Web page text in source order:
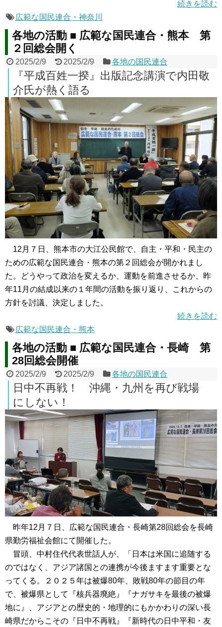
続きを読む
広範な国民連合・神奈川
各地の活動 ■ 広範な国民連合・熊本 第
２回総会開く
2025/2/9 2025/2/9 各地の国民連合
『平成百姓一揆』出版記念講演で内田敬
介氏が熱く語る
12月７日、熊本市の大江公民館で、自主・平和・民主の
ための広範な国民連合・熊本の第２回総会が開かれまし
た。どうやって政治を変えるか、運動を前進させるか、昨
年11月の結成以来の１年間の活動を振り返り、これからの
方針を討議、決定しました。
続きを読む
広範な国民連合・熊本
各地の活動 ■ 広範な国民連合・長崎 第
28回総会開催
2025/2/9 2025/2/9 各地の国民連合
日中不再戦！ 沖縄・九州を再び戦場
にしない！
昨年12月７日、広範な国民連合・長崎第28回総会を長崎
県勤労福祉会館にて開催した。
冒頭、中村住代代表世話人が、「日本は米国に追随する
のではなく、アジア諸国との連携が今後ますます重要とな
ってくる。２０２５年は被爆80年、敗戦80年の節目の年
で、被爆県として『核兵器廃絶』『ナガサキを最後の被爆
地に』、アジアとの歴史的・地理的にもかかわりの深い長
崎県だからこその『日中不再戦』『新時代の日中平和・友